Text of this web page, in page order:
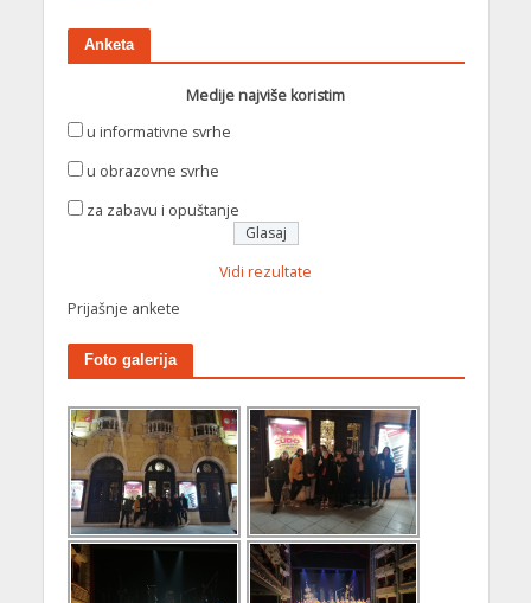
Anketa
Medije najviše koristim
u informativne svrhe
u obrazovne svrhe
za zabavu i opuštanje
Vidi rezultate
Prijašnje ankete
Foto galerija